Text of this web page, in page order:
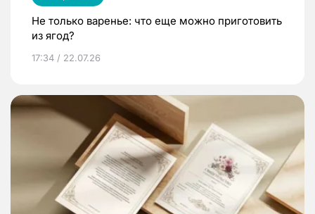
Не только варенье: что еще можно приготовить
из ягод?
17:34 / 22.07.26